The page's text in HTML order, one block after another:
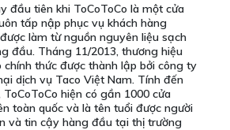
đầu tiên khi ToCoToCo là một cửa
tấp nập phục vụ khách hàng
làm từ nguồn nguyên liệu sạch
đầu. Tháng 11/2013, thương hiệu
chính thức được thành lập bởi công ty
dịch vụ Taco Việt Nam. Tính đến
hiện có gần 1000 cửa
toàn quốc và là tên tuổi được người
và tin cậy hàng đầu tại thị trường